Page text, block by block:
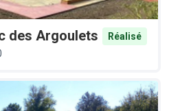
des Argoulets
Réalisé